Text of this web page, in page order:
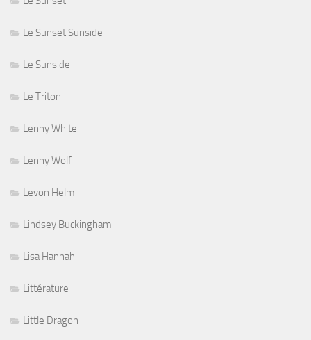
Le Sunset Sunside
Le Sunside
Le Triton
Lenny White
Lenny Wolf
Levon Helm
Lindsey Buckingham
Lisa Hannah
Littérature
Little Dragon